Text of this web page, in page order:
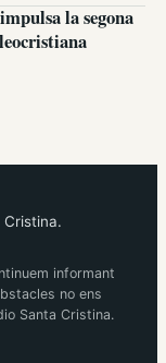
la segona
Cristina.
informant
no ens
Santa Cristina.